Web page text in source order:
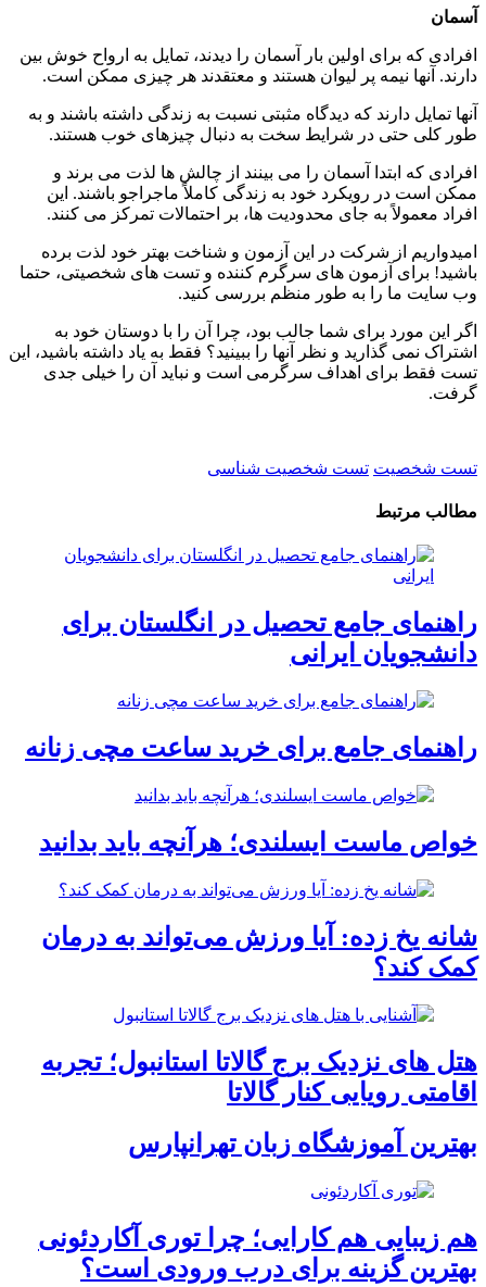
آسمان
افرادی که برای اولین بار آسمان را دیدند، تمایل به ارواح خوش بین
دارند. آنها نیمه پر لیوان هستند و معتقدند هر چیزی ممکن است.
آنها تمایل دارند که دیدگاه مثبتی نسبت به زندگی داشته باشند و به
طور کلی حتی در شرایط سخت به دنبال چیزهای خوب هستند.
افرادی که ابتدا آسمان را می بینند از چالش ها لذت می برند و
ممکن است در رویکرد خود به زندگی کاملاً ماجراجو باشند. این
افراد معمولاً به جای محدودیت ها، بر احتمالات تمرکز می کنند.
امیدواریم از شرکت در این آزمون و شناخت بهتر خود لذت برده
باشید! برای آزمون های سرگرم کننده و تست های شخصیتی، حتما
وب سایت ما را به طور منظم بررسی کنید.
اگر این مورد برای شما جالب بود، چرا آن را با دوستان خود به
اشتراک نمی گذارید و نظر آنها را ببینید؟ فقط به یاد داشته باشید، این
تست فقط برای اهداف سرگرمی است و نباید آن را خیلی جدی
گرفت.
تست شخصیت تست شخصیت شناسی
مطالب مرتبط
راهنمای جامع تحصیل در انگلستان برای
دانشجویان ایرانی
راهنمای جامع برای خرید ساعت مچی زنانه
خواص ماست ایسلندی؛ هرآنچه باید بدانید
شانه یخ زده: آیا ورزش می‌تواند به درمان
کمک کند؟
هتل های نزدیک برج گالاتا استانبول؛ تجربه
اقامتی رویایی کنار گالاتا
بهترین آموزشگاه زبان تهرانپارس
هم زیبایی هم کارایی؛ چرا توری آکاردئونی
بهترین گزینه برای درب ورودی است؟